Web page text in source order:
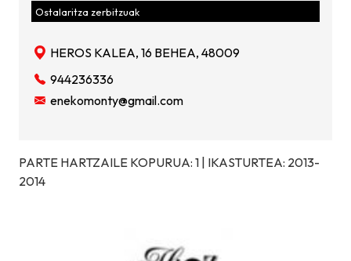
Ostalaritza zerbitzuak
HEROS KALEA, 16 BEHEA, 48009
944236336
enekomonty@gmail.com
PARTE HARTZAILE KOPURUA: 1 | IKASTURTEA: 2013-
2014